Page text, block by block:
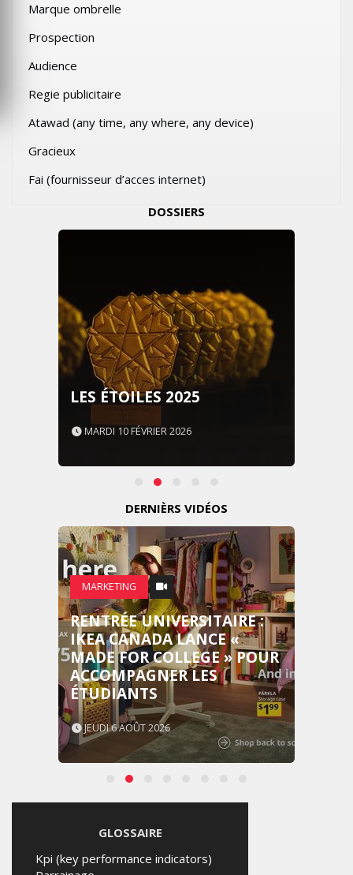
Marque ombrelle
Prospection
Audience
Regie publicitaire
Atawad (any time, any where, any device)
Gracieux
Fai (fournisseur d’acces internet)
DOSSIERS
LES ÉTOILES 2025
MARDI 10 FÉVRIER 2026
DERNIÈRS VIDÉOS
MARKETING
RENTRÉE UNIVERSITAIRE :
IKEA CANADA LANCE «
MADE FOR COLLEGE » POUR
ACCOMPAGNER LES
ÉTUDIANTS
JEUDI 6 AOÛT 2026
GLOSSAIRE
Kpi (key performance indicators)